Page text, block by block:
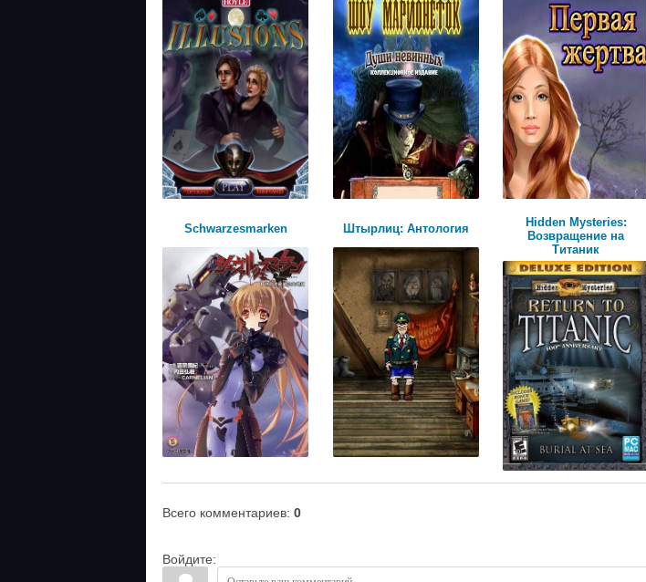
Schwarzesmarken Штырлиц: Антология
Hidden Mysteries:
Возвращение на
Титаник
Всего комментариев: 0
Войдите: